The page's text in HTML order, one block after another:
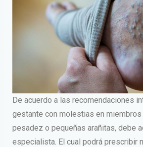
De acuerdo a las recomendaciones
gestante con molestias en
pesadez o pequeñas arañitas, debe
especialista. El cual podrá prescribir